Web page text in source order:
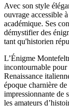
Avec son style
ouvrage accessible
académique. Ses
démystifier des
tant qu'historien
L’Énigme
incontournable pour
Renaissance
époque charnière
impressionnante de
les amateurs